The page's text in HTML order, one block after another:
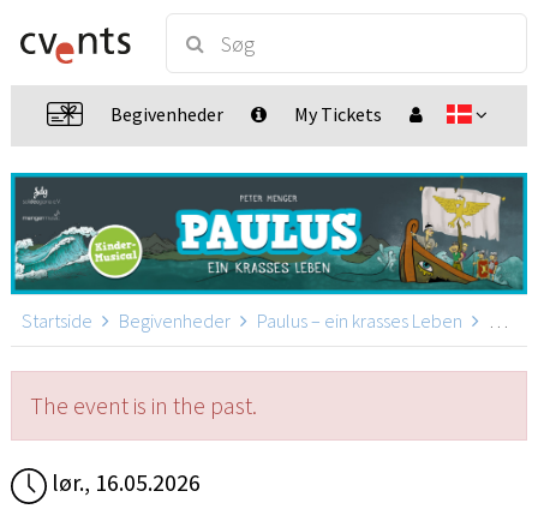
Begivenheder My Tickets
Startside Begivenheder Paulus – ein krasses Leben
The event is in the past.
lør., 16.05.2026